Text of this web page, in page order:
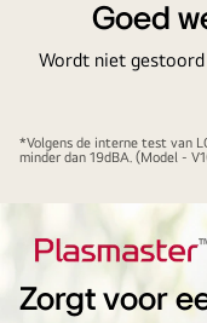
Goed
Wordt niet
*Volgens de interne test van
minder dan 19dBA. (Model -
Zorgt voor